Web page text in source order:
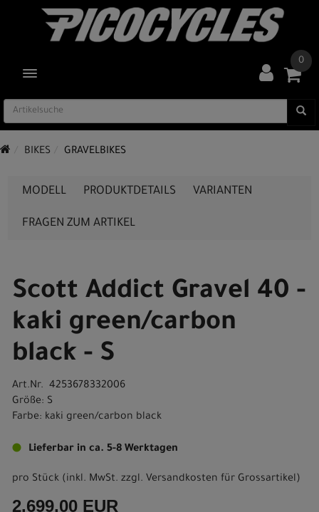
TOGGLE NAVIGATION
0
BIKES GRAVELBIKES
MODELL PRODUKTDETAILS VARIANTEN
FRAGEN ZUM ARTIKEL
Scott Addict Gravel 40 -
kaki green/carbon
black - S
Art.Nr. 4253678332006
Größe: S
Farbe: kaki green/carbon black
Lieferbar in ca. 5-8 Werktagen
pro Stück (inkl. MwSt. zzgl. Versandkosten für Grossartikel)
2.699,00 EUR